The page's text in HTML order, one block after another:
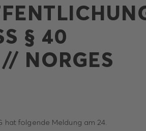
§ 40 W
hat folgende Meldung am 24.